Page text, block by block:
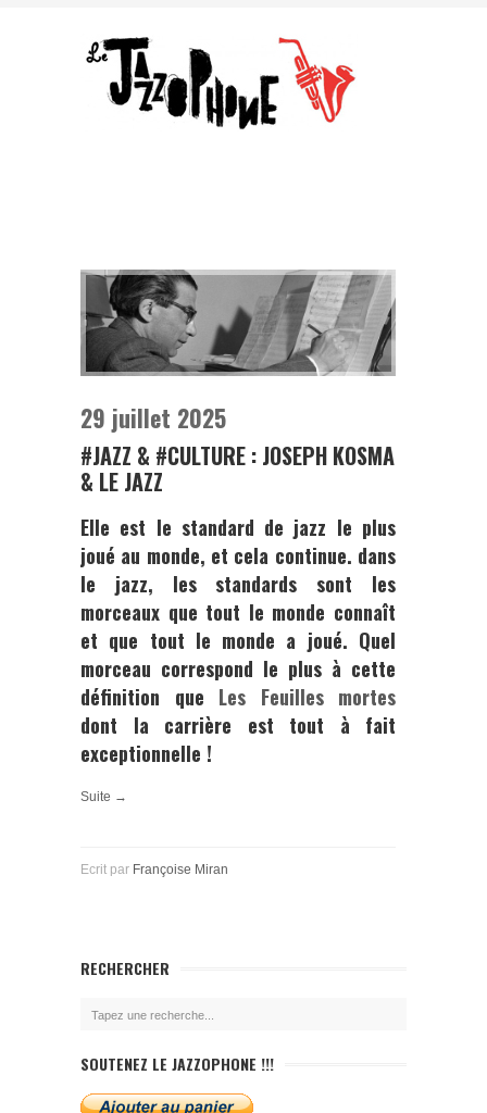
29 juillet 2025
#JAZZ & #CULTURE : JOSEPH KOSMA
& LE JAZZ
Elle est le standard de jazz le plus
joué au monde, et cela continue. dans
le jazz, les standards sont les
morceaux que tout le monde connaît
et que tout le monde a joué. Quel
morceau correspond le plus à cette
définition que Les Feuilles mortes
dont la carrière est tout à fait
exceptionnelle !
Suite →
Ecrit par Françoise Miran
RECHERCHER
SOUTENEZ LE JAZZOPHONE !!!